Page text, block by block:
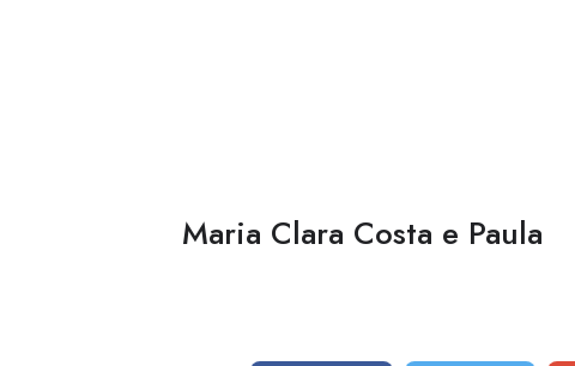
Maria Clara Costa e Paula